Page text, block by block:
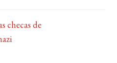
RIGHTS